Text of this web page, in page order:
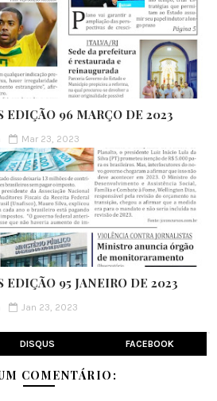
EDIÇÃO 96 MARÇO DE 2023
Mar 23, 2023
EDIÇÃO 95 JANEIRO DE 2023
Jan 23, 2023
DISQUS FACEBOOK
COMENTÁRIO: